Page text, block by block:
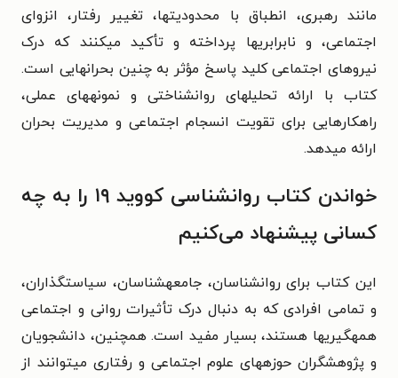
مانند رهبری، انطباق با محدودیتها، تغییر رفتار، انزوای
اجتماعی، و نابرابریها پرداخته و تأکید میکنند که درک
نیروهای اجتماعی کلید پاسخ مؤثر به چنین بحرانهایی است.
کتاب با ارائه تحلیلهای روانشناختی و نمونههای عملی،
راهکارهایی برای تقویت انسجام اجتماعی و مدیریت بحران
ارائه میدهد.
خواندن کتاب روانشناسی کووید ۱۹ را به چه
کسانی پیشنهاد می‌کنیم
این کتاب برای روانشناسان، جامعهشناسان، سیاستگذاران،
و تمامی افرادی که به دنبال درک تأثیرات روانی و اجتماعی
همهگیریها هستند، بسیار مفید است. همچنین، دانشجویان
و پژوهشگران حوزههای علوم اجتماعی و رفتاری میتوانند از